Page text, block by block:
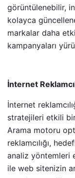
görüntülenebilir,
kolayca
markalar daha
kampanyaları
İnternet
İnternet
stratejileri etkili
Arama motoru
reklamcılığı,
analiz yöntemleri
ile web sitenizin